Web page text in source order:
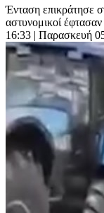
Ένταση επικράτησε
αστυνομικοί
16:33 | Παρασκευή